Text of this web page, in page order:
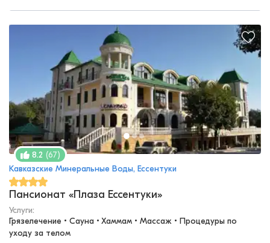
8.2 (67)
Кавказские Минеральные Воды, Ессентуки
Пансионат «Плаза Ессентуки»
Услуги:
Грязелечение • Сауна • Хаммам • Массаж • Процедуры по
уходу за телом